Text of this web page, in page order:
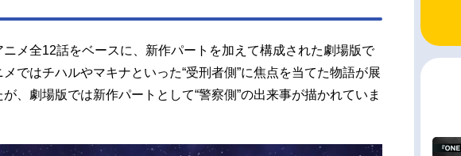
メ全12話をベースに、新作パートを加えて構成された劇場版で
ではチハルやマキナといった“受刑者側”に焦点を当てた物語が展
、劇場版では新作パートとして“警察側”の出来事が描かれていま